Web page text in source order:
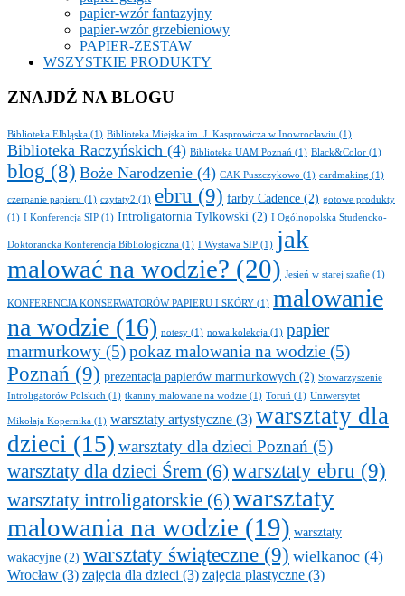
papier-wzór fantazyjny
papier-wzór grzebieniowy
PAPIER-ZESTAW
WSZYSTKIE PRODUKTY
ZNAJDŹ NA BLOGU
Biblioteka Elbląska (1) Biblioteka Miejska im. J. Kasprowicza w Inowrocławiu (1)
Biblioteka Raczyńskich (4) Biblioteka UAM Poznań (1) Black&Color (1)
blog (8) Boże Narodzenie (4) CAK Puszczykowo (1) cardmaking (1)
czerpanie papieru (1) czytaty2 (1) ebru (9) farby Cadence (2) gotowe produkty
(1) I Konferencja SIP (1) Introligatornia Tylkowski (2) I Ogólnopolska Studencko-
Doktorancka Konferencja Bibliologiczna (1) I Wystawa SIP (1) jak
malować na wodzie? (20) Jesień w starej szafie (1)
KONFERENCJA KONSERWATORÓW PAPIERU I SKÓRY (1) malowanie
na wodzie (16) notesy (1) nowa kolekcja (1) papier
marmurkowy (5)pokaz malowania na wodzie (5)
Poznań (9) prezentacja papierów marmurkowych (2) Stowarzyszenie
Introligatorów Polskich (1) tkaniny malowane na wodzie (1) Toruń (1) Uniwersytet
Mikołaja Kopernika (1) warsztaty artystyczne (3) warsztaty dla
dzieci (15) warsztaty dla dzieci Poznań (5)
warsztaty dla dzieci Śrem (6) warsztaty ebru (9)
warsztaty introligatorskie (6) warsztaty
malowania na wodzie (19) warsztaty
wakacyjne (2) warsztaty świąteczne (9) wielkanoc (4)
Wrocław (3) zajęcia dla dzieci (3) zajęcia plastyczne (3)